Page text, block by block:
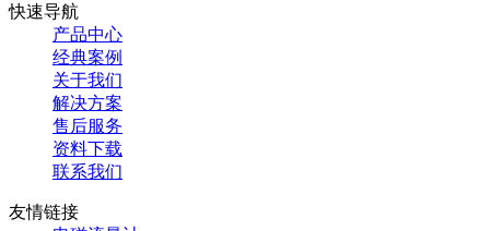
快速导航
产品中心
经典案例
关于我们
解决方案
售后服务
资料下载
联系我们
友情链接